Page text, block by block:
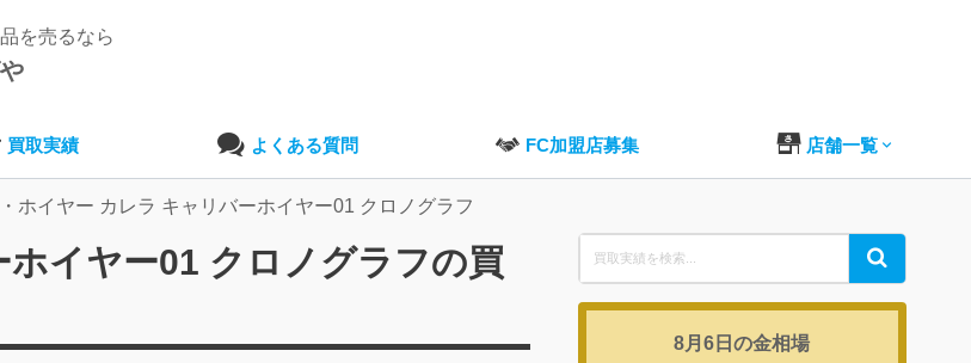
を売るなら
買取実績 よくある質問 FC加盟店募集 店舗一覧
ホイヤー カレラ キャリバーホイヤー01 クロノグラフ
イヤー01 クロノグラフの買
Search
for:
Search
8月6日の金相場